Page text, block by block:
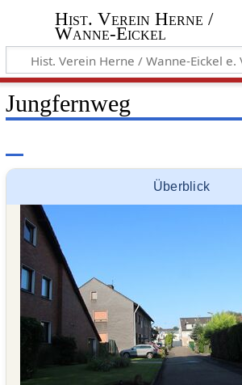
Hist. Verein Herne /
Wanne-Eickel
Jungfernweg
Überblick